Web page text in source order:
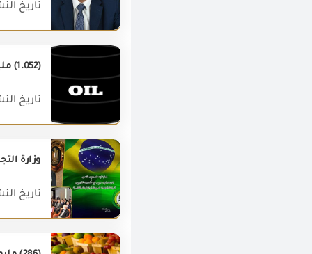
تاريخ النشر :
(1.052) مليار دولار قيمة أهم (20) سلعة صناعيه من الصادرات المصرية غيرالبترولية خلال فبراير2020.
تاريخ النشر :
وزارة
تاريخ النشر :